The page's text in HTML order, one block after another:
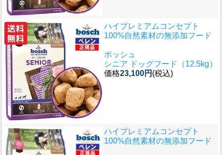
ハイプレミアムコンセプト
100%自然素材の無添加フード
ボッシュ
シニア ドッグフード（12.5kg）
価格23,100円 (税込)
ハイプレミアムコンセプト
100%自然素材の無添加フード